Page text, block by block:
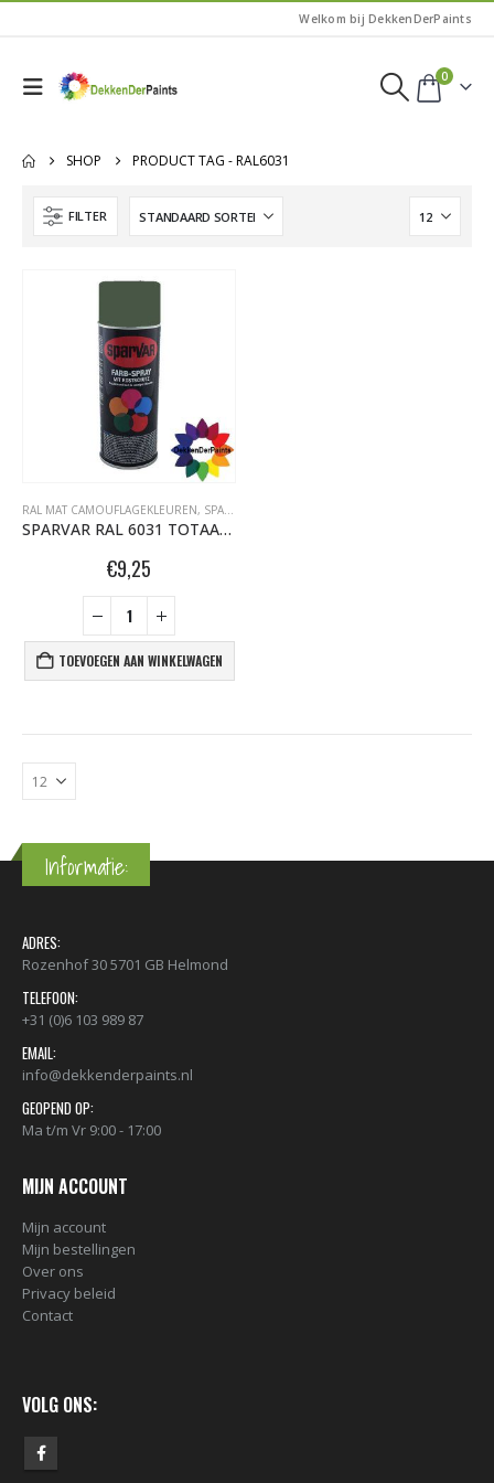
Welkom bij DekkenDerPaints
0
SHOP PRODUCT TAG -RAL6031
FILTER
RAL MAT CAMOUFLAGEKLEUREN, SPARVAR GRAFFITI SPUITBUSSEN
SPARVAR RAL 6031 TOTAAL MAT Camouflage Legerkleuren Bronsgroen
€9,25
TOEVOEGEN AAN WINKELWAGEN
€5,80
€2,23
€
Informatie:
ADRES:
Rozenhof 30 5701 GB Helmond
TELEFOON:
+31 (0)6 103 989 87
EMAIL:
info@dekkenderpaints.nl
GEOPEND OP:
Ma t/m Vr 9:00 - 17:00
MIJN ACCOUNT
Mijn account
Mijn bestellingen
Over ons
Privacy beleid
Contact
VOLG ONS: